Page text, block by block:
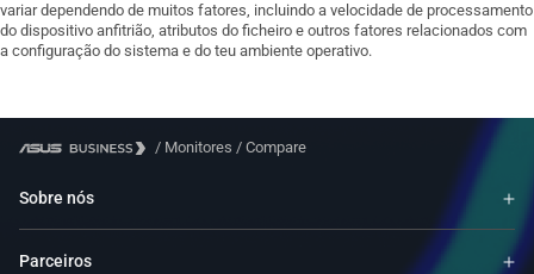
variar dependendo de muitos fatores, incluindo a velocidade de processamento
do dispositivo anfitrião, atributos do ficheiro e outros fatores relacionados com
a configuração do sistema e do teu ambiente operativo.
/ Monitores / Compare
Sobre nós
Parceiros